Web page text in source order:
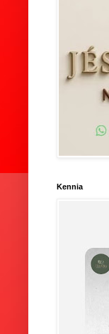
Kennia